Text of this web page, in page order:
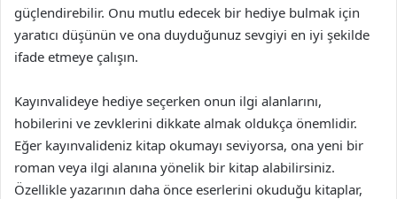
güçlendirebilir. Onu mutlu edecek bir hediye bulmak için
yaratıcı düşünün ve ona duyduğunuz sevgiyi en iyi şekilde
ifade etmeye çalışın.
Kayınvalideye hediye seçerken onun ilgi alanlarını,
hobilerini ve zevklerini dikkate almak oldukça önemlidir.
Eğer kayınvalideniz kitap okumayı seviyorsa, ona yeni bir
roman veya ilgi alanına yönelik bir kitap alabilirsiniz.
Özellikle yazarının daha önce eserlerini okuduğu kitaplar,